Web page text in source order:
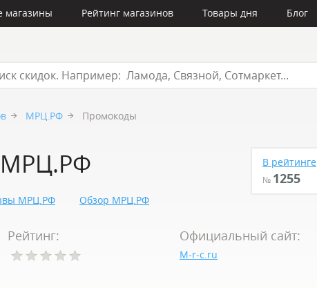
магазины Рейтинг магазинов Товары дня Блог
МРЦ.РФ Промокоды
В рейтинге
№ 1255
МРЦ.РФ Обзор МРЦ.РФ
Рейтинг: Официальный сайт:
M-r-c.ru